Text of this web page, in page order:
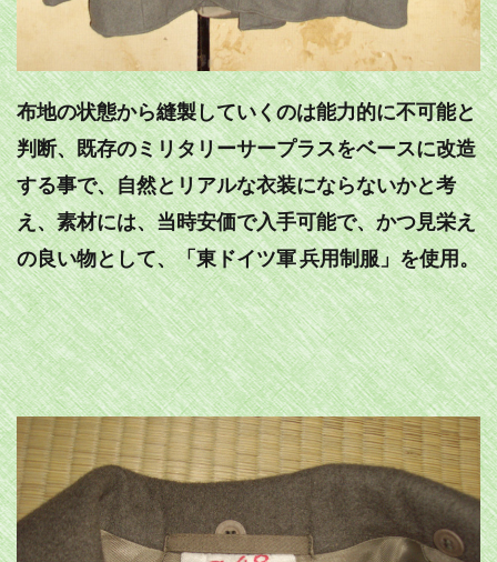
布地の状態から縫製していくのは能力的に不可能と
判断、既存のミリタリーサープラスをベースに改造
する事で、自然とリアルな衣装にならないかと考
え、素材には、当時安価で入手可能で、かつ見栄え
の良い物として、「東ドイツ軍 兵用制服」を使用。